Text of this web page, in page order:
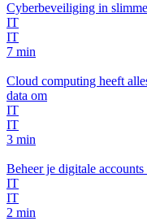
Cyberbeveiliging in
IT
IT
7 min
Cloud computing heeft
data om
IT
IT
3 min
Beheer je digitale
IT
IT
2 min